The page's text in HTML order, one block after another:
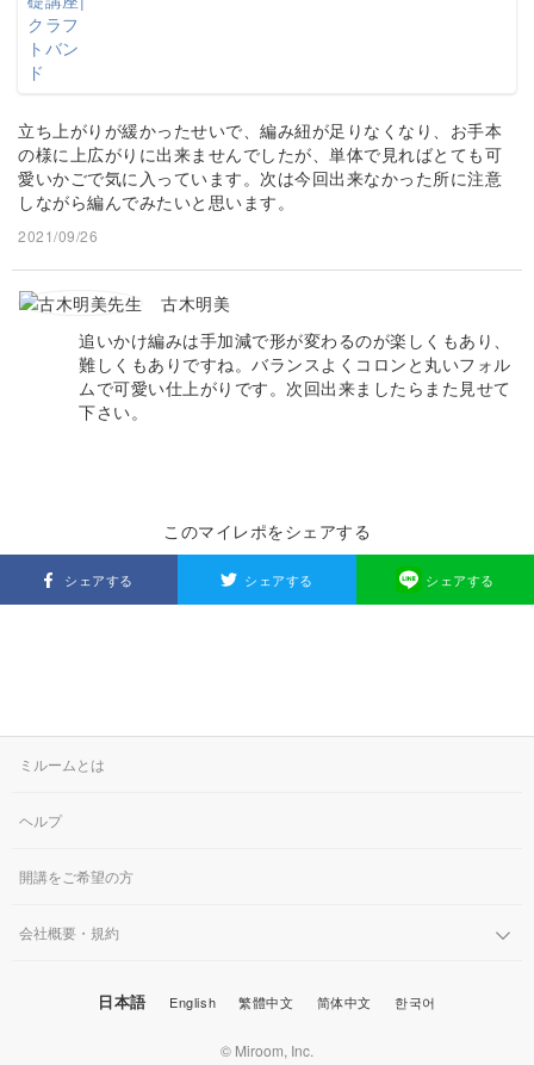
立ち上がりが緩かったせいで、編み紐が足りなくなり、お手本
の様に上広がりに出来ませんでしたが、単体で見ればとても可
愛いかごで気に入っています。次は今回出来なかった所に注意
しながら編んでみたいと思います。
2021/09/26
古木明美
追いかけ編みは手加減で形が変わるのが楽しくもあり、
難しくもありですね。バランスよくコロンと丸いフォル
ムで可愛い仕上がりです。次回出来ましたらまた見せて
下さい。
このマイレポをシェアする
シェアする シェアする シェアする
ミルームとは
ヘルプ
開講をご希望の方
会社概要・規約
日本語 English 繁體中文 简体中文 한국어
© Miroom, Inc.